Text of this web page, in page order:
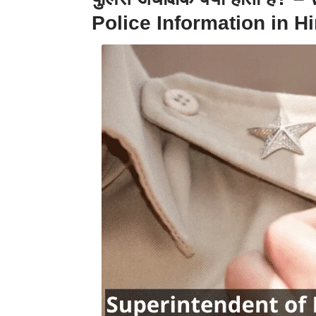
Police Information in